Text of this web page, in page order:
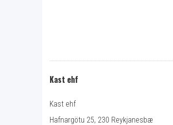
Kast ehf
Kast ehf
Hafnargötu 25, 230 Reykjanesbæ